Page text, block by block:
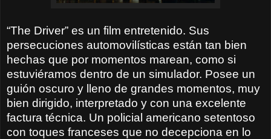
“The Driver” es un film entretenido. Sus
persecuciones automovilísticas están tan bien
hechas que por momentos marean, como si
estuviéramos dentro de un simulador. Posee un
guión oscuro y lleno de grandes momentos, muy
bien dirigido, interpretado y con una excelente
factura técnica. Un policial americano setentoso
con toques franceses que no decepciona en lo